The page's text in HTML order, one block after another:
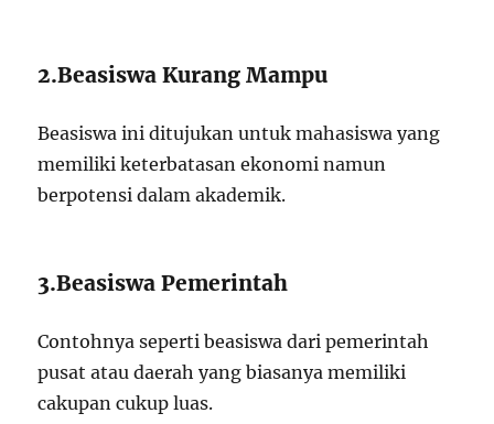
2.Beasiswa Kurang Mampu
Beasiswa ini ditujukan untuk mahasiswa yang
memiliki keterbatasan ekonomi namun
berpotensi dalam akademik.
3.Beasiswa Pemerintah
Contohnya seperti beasiswa dari pemerintah
pusat atau daerah yang biasanya memiliki
cakupan cukup luas.